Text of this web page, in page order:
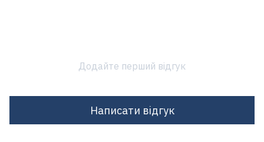
Додайте перший відгук
Написати відгук